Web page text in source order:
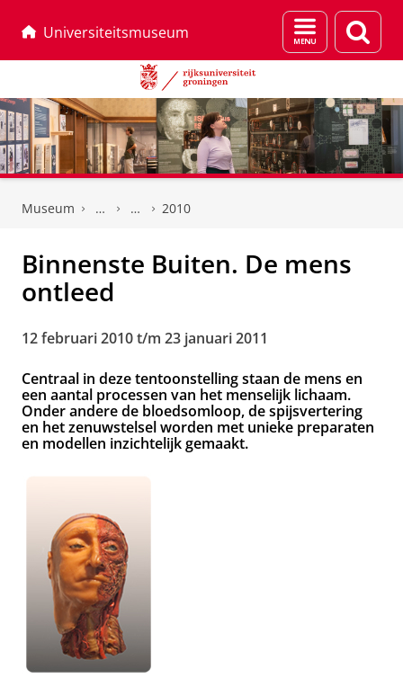
Universiteitsmuseum
Menu
en
Museum 2010
Binnenste Buiten. De mens
ontleed
12 februari 2010 t/m 23 januari 2011
Centraal in deze tentoonstelling staan de mens en
een aantal processen van het menselijk lichaam.
Onder andere de bloedsomloop, de spijsvertering
en het zenuwstelsel worden met unieke preparaten
en modellen inzichtelijk gemaakt.